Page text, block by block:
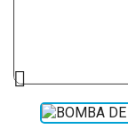
